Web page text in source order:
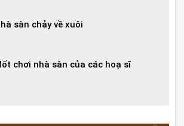
sàn chảy về xuôi
chơi nhà sàn của các hoạ sĩ